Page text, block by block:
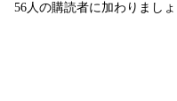
56人の購読者に加わりましょ